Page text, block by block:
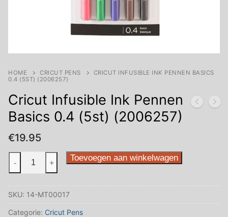
HOME CRICUT PENS
CRICUT INFUSIBLE INK PENNEN BASICS
0.4 (5ST) (2006257)
Cricut Infusible Ink Pennen
Basics 0.4 (5st) (2006257)
€19.95
Infusible
Pennen
Basics
- + Toevoegen aan winkelwagen
SKU: 14-MT00017
Categorie: Cricut Pens